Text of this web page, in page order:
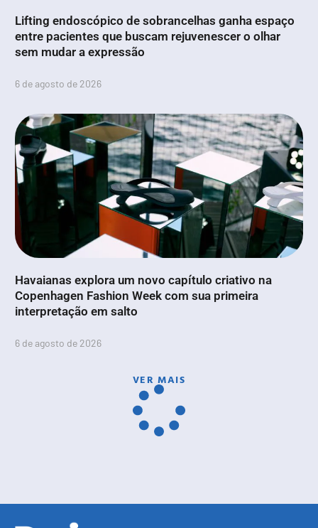
Lifting endoscópico de sobrancelhas ganha espaço
entre pacientes que buscam rejuvenescer o olhar
sem mudar a expressão
6 de agosto de 2026
Havaianas explora um novo capítulo criativo na
Copenhagen Fashion Week com sua primeira
interpretação em salto
6 de agosto de 2026
VER MAIS